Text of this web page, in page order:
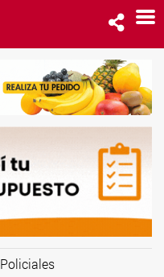
Policiales